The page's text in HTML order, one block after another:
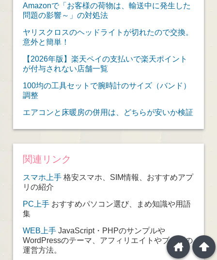
Amazonで「お客様の荷物は、輸送中に発生した
問題の影響～」の対処法
ヤリスクロスのヘッドライトが切れたので交換。
意外と簡単！
【2026年版】楽天ペイの支払いで楽天ポイント
が付与されない店舗一覧
100均の工具セットで腕時計のサイズ（バンド）
調整
エアコンと床暖房の併用は、どちらが安いか検証
関連リンク
スマホ上手格安スマホ、SIM情報、おすすめアプ
リの紹介
PC上手おすすめパソコン選び、まめ知識や用語
集
WEB上手JavaScript・PHPのサンプルや
WordPressのテーマ、アフィリエイトやブログの
運営方法。
arrowup
home